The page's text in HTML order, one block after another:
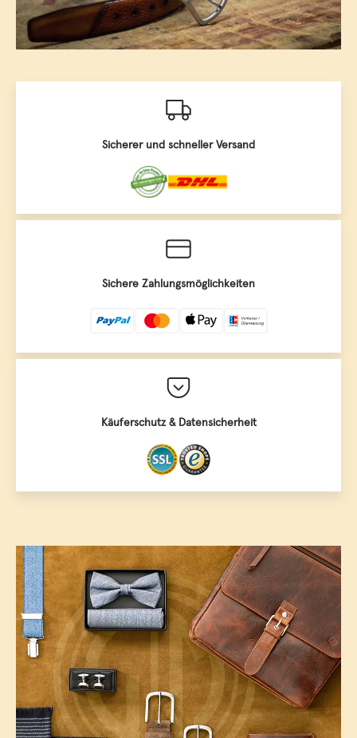
Sicherer und schneller Versand
Sichere Zahlungsmöglichkeiten
Käuferschutz & Datensicherheit